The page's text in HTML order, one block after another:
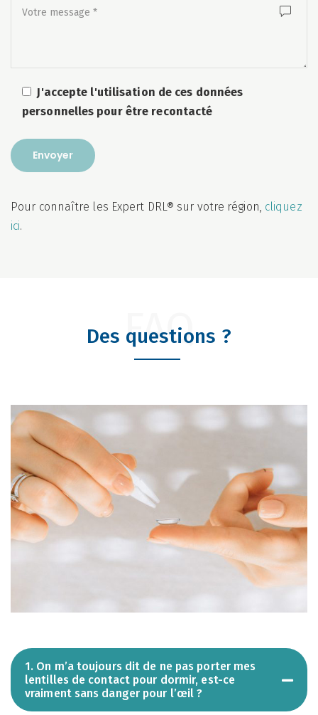
J'accepte l'utilisation de ces données
personnelles pour être recontacté
Pour connaître les Expert DRL® sur votre région, cliquez
ici.
FAQ
Des questions ?
1. On m’a toujours dit de ne pas porter mes
lentilles de contact pour dormir, est-ce
vraiment sans danger pour l’œil ?